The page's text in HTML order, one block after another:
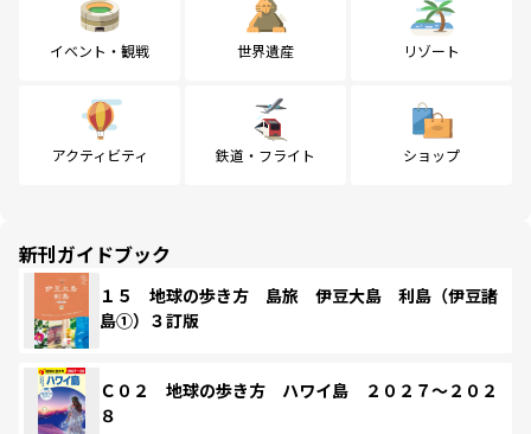
イベント・観戦 世界遺産 リゾート
アクティビティ 鉄道・フライト ショップ
新刊ガイドブック
１５ 地球の歩き方 島旅 伊豆大島 利島（伊豆諸
島①）３訂版
Ｃ０２ 地球の歩き方 ハワイ島 ２０２７～２０２
８